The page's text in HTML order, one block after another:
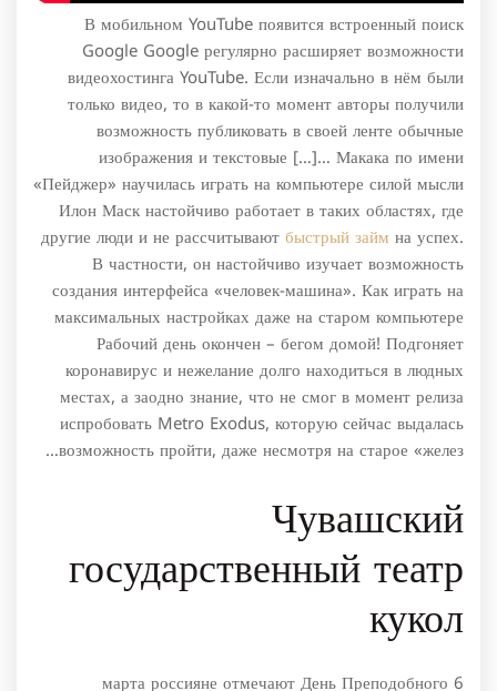
В мобильном YouTube появится встроенный поиск
Google Google регулярно расширяет возможности
видеохостинга YouTube. Если изначально в нём были
только видео, то в какой-то момент авторы получили
возможность публиковать в своей ленте обычные
изображения и текстовые […]… Макака по имени
«Пейджер» научилась играть на компьютере силой мысли
Илон Маск настойчиво работает в таких областях, где
другие люди и не рассчитываютбыстрый займ на успех.
В частности, он настойчиво изучает возможность
создания интерфейса «человек-машина». Как играть на
максимальных настройках даже на старом компьютере
Рабочий день окончен – бегом домой! Подгоняет
коронавирус и нежелание долго находиться в людных
местах, а заодно знание, что не смог в момент релиза
испробовать Metro Exodus, которую сейчас выдалась
возможность пройти, даже несмотря на старое «желез…
Чувашский
государственный театр
кукол
6 марта россияне отмечают День Преподобного